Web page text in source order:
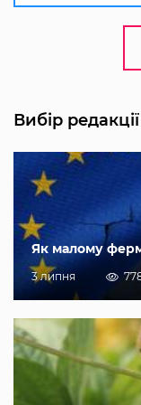
Вибір редакції
Як малому
3 липня